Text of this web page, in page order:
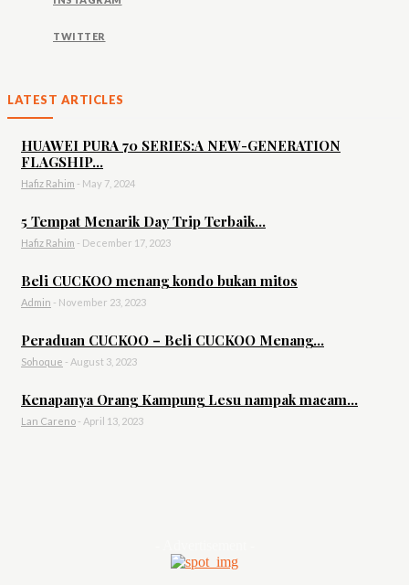
TWITTER
LATEST ARTICLES
HUAWEI PURA 70 SERIES:A NEW-GENERATION
FLAGSHIP...
Hafiz Rahim - May 7, 2024
5 Tempat Menarik Day Trip Terbaik...
Hafiz Rahim - December 17, 2023
Beli CUCKOO menang kondo bukan mitos
Admin - November 23, 2023
Peraduan CUCKOO – Beli CUCKOO Menang...
Sohoque - August 3, 2023
Kenapanya Orang Kampung Lesu nampak macam...
Lan Careno - April 13, 2023